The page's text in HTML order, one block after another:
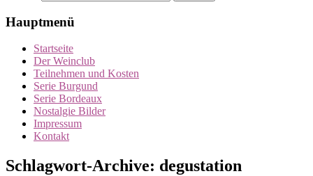
Hauptmenü
Startseite
Der Weinclub
Teilnehmen und Kosten
Serie Burgund
Serie Bordeaux
Nostalgie Bilder
Impressum
Kontakt
Schlagwort-Archive: degustation